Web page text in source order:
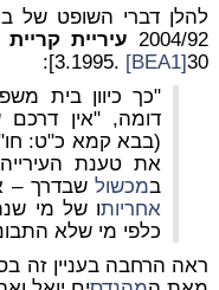
להלן דברי השופט של
2004/92 עיריית
30
[BEA1]
.3.1995]:
"כך כיוון בית
דומה, "אין דרכם
(בבא קמא כ"ט:
את טענת
במכשולשבדרך –
אחריותו של מי
כלפי מי שלא
ראה הרחבה בעניין זה